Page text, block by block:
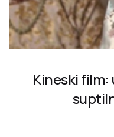
Kineski